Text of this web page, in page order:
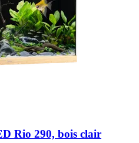
Rio 290, bois clair